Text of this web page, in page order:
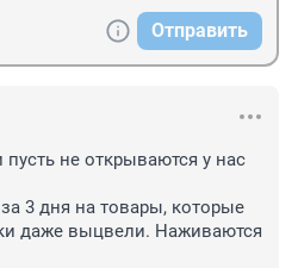
Отправить
не открываются у нас
3 дня на товары, которые
даже выцвели. Наживаются